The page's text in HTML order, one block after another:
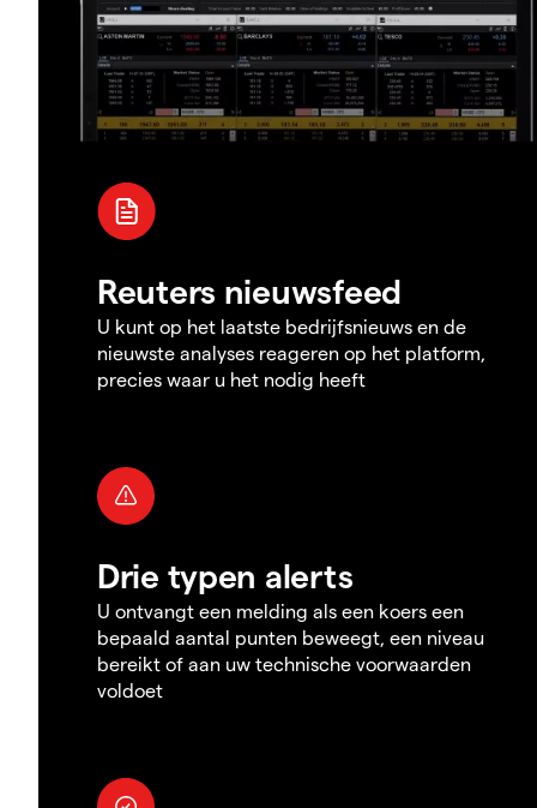
Reuters nieuwsfeed
U kunt op het laatste bedrijfsnieuws en de
nieuwste analyses reageren op het platform,
precies waar u het nodig heeft
Drie typen alerts
U ontvangt een melding als een koers een
bepaald aantal punten beweegt, een niveau
bereikt of aan uw technische voorwaarden
voldoet